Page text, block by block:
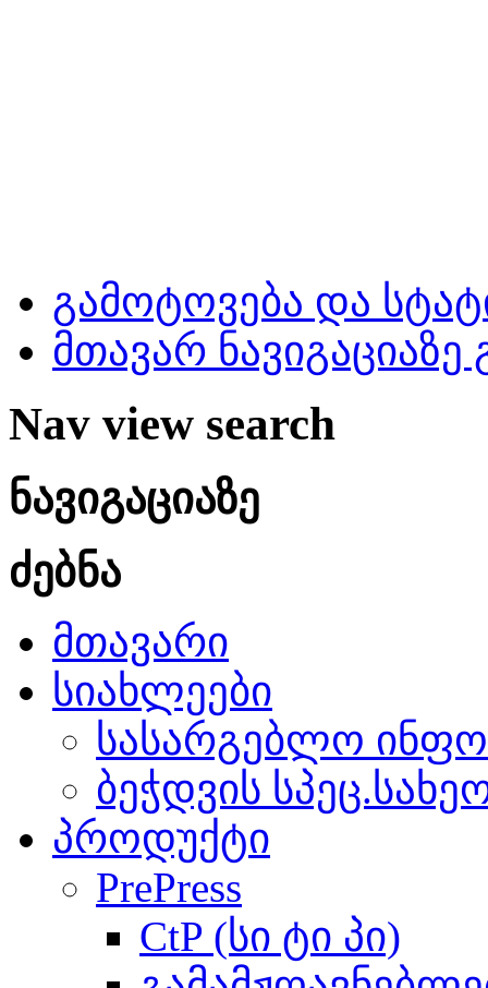
გამოტოვება და
მთავარ
Nav view search
ნავიგაციაზე
ძებნა
მთავარი
სიახლეები
სასარგებლო ინფო
ბეჭდვის
პროდუქტი
PrePress
CtP (სი ტი პი)